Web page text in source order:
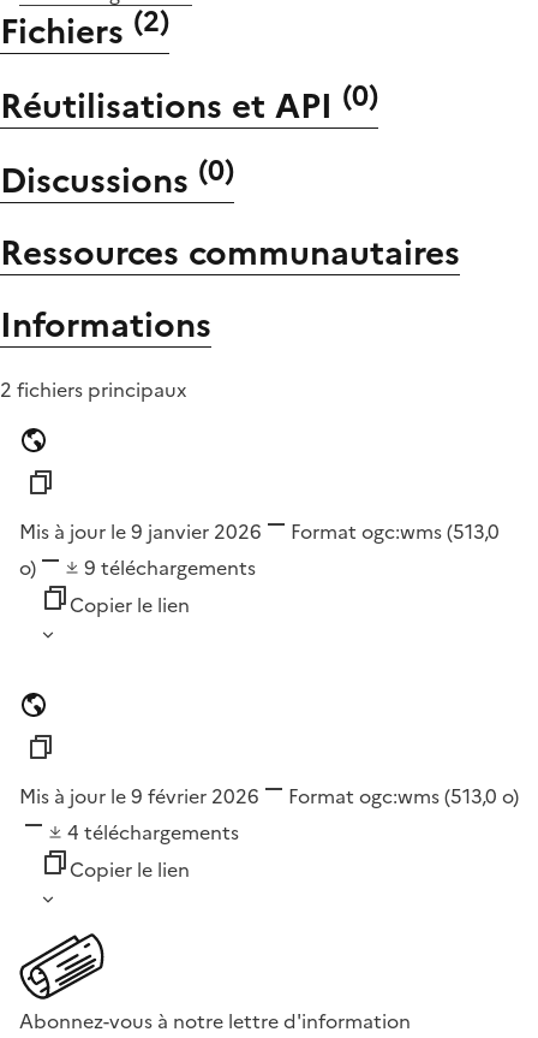
Fichiers (2)
Réutilisations et API (0)
Discussions (0)
Ressources communautaires
Informations
2 fichiers principaux
Mis à jour le 9 janvier 2026 Format ogc:wms(513,0
o)
9 téléchargements
Copier le lien
Mis à jour le 9 février 2026 Format ogc:wms(513,0 o)
4 téléchargements
Copier le lien
Abonnez-vous à notre lettre d'information